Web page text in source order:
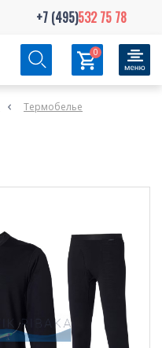
+7 (495)532 75 78
0
Термобелье